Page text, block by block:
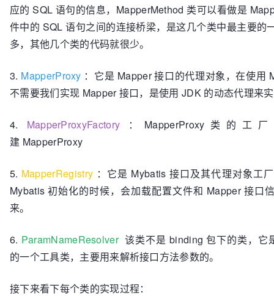
应的 SQL 语句的信息，MapperMethod 类可以看做是
件中的 SQL 语句之间的连接桥梁，是这几个类中最主要的
多，其他几个类的代码就很少。
3. MapperProxy ：它是 Mapper 接口的代理对象，在使用
不需要我们实现 Mapper 接口，是使用 JDK 的动态代理来
4. MapperProxyFactory
：MapperProxy类的工
建 MapperProxy
5. MapperRegistry ：它是 Mybatis 接口及其代理对象工
Mybatis 初始化的时候，会加载配置文件和 Mapper 接口
来。
6. ParamNameResolver 该类不是 binding 包下的类，它
的一个工具类，主要用来解析接口方法参数的。
接下来看下每个类的实现过程：